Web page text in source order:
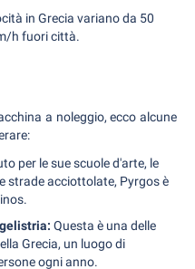
in Grecia variano da 50
h fuori città.
a noleggio, ecco alcune
per le sue scuole d'arte, le
strade acciottolate, Pyrgos è
Questa è una delle
Grecia, un luogo di
ogni anno.